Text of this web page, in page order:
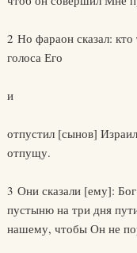
2 Но фараон сказал:
голоса Его
и
отпустил [сынов]
отпущу.
3 Они сказали [ему]:
пустыню на три дня
нашему, чтобы Он не